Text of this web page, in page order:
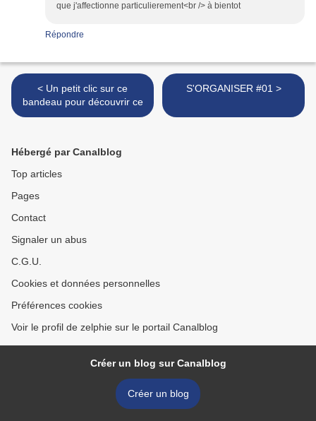
que j'affectionne particulierement<br /> à bientot
Répondre
< Un petit clic sur ce
bandeau pour découvrir ce
S'ORGANISER #01 >
Hébergé par Canalblog
Top articles
Pages
Contact
Signaler un abus
C.G.U.
Cookies et données personnelles
Préférences cookies
Voir le profil de zelphie sur le portail Canalblog
Créer un blog sur Canalblog
Créer un blog